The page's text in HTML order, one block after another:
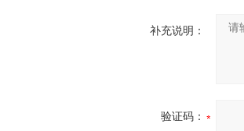
补充说明：
验证码：